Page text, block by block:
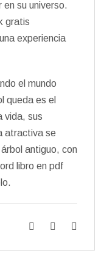
su universo.
gratis
experiencia
el mundo
queda es el
vida, sus
atractiva se
antiguo, con
libro en pdf